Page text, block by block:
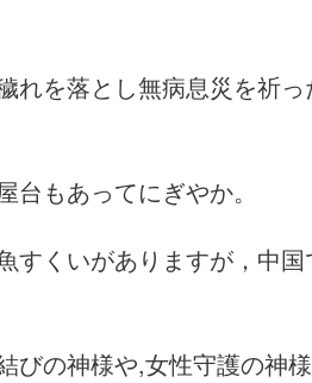
れを落とし無病息災を祈
台もあってにぎやか。
すくいがありますが，中
びの神様や,女性守護の神